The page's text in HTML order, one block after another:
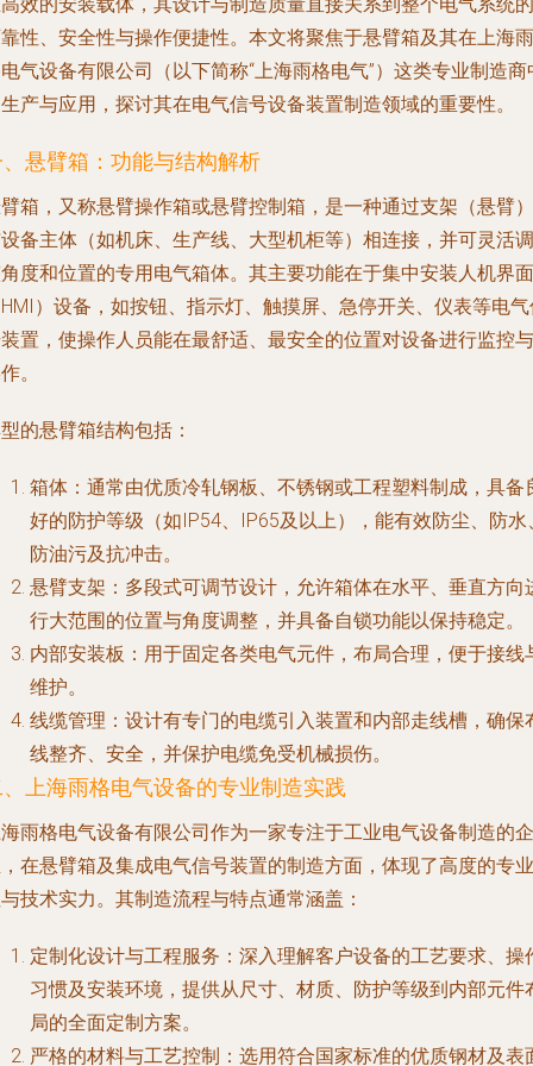
性、安全性与操作便捷性。本文将聚焦于悬臂箱及其在上海雨
气设备有限公司（以下简称“上海雨格电气”）这类专业制造商
产与应用，探讨其在电气信号设备装置制造领域的重要性。
悬臂箱：功能与结构解析
箱，又称悬臂操作箱或悬臂控制箱，是一种通过支架（悬臂）
备主体（如机床、生产线、大型机柜等）相连接，并可灵活调
度和位置的专用电气箱体。其主要功能在于集中安装人机界面
）设备，如按钮、指示灯、触摸屏、急停开关、仪表等电
置，使操作人员能在最舒适、最安全的位置对设备进行监控与
。
的悬臂箱结构包括：
箱体 ：通常由优质冷轧钢板、不锈钢或工程塑料制成，具备
好的防护等级（如IP54、IP65及以上），能有效防尘、防水
防油污及抗冲击。
悬臂支架 ：多段式可调节设计，允许箱体在水平、垂直方向
行大范围的位置与角度调整，并具备自锁功能以保持稳定。
内部安装板 ：用于固定各类电气元件，布局合理，便于接线
维护。
线缆管理 ：设计有专门的电缆引入装置和内部走线槽，确保
线整齐、安全，并保护电缆免受机械损伤。
上海雨格电气设备的专业制造实践
雨格电气设备有限公司作为一家专注于工业电气设备制造的企
在悬臂箱及集成电气信号装置的制造方面，体现了高度的专业
技术实力。其制造流程与特点通常涵盖：
定制化设计与工程服务 ：深入理解客户设备的工艺要求、操
习惯及安装环境，提供从尺寸、材质、防护等级到内部元件
局的全面定制方案。
严格的材料与工艺控制 ：选用符合国家标准的优质钢材及表